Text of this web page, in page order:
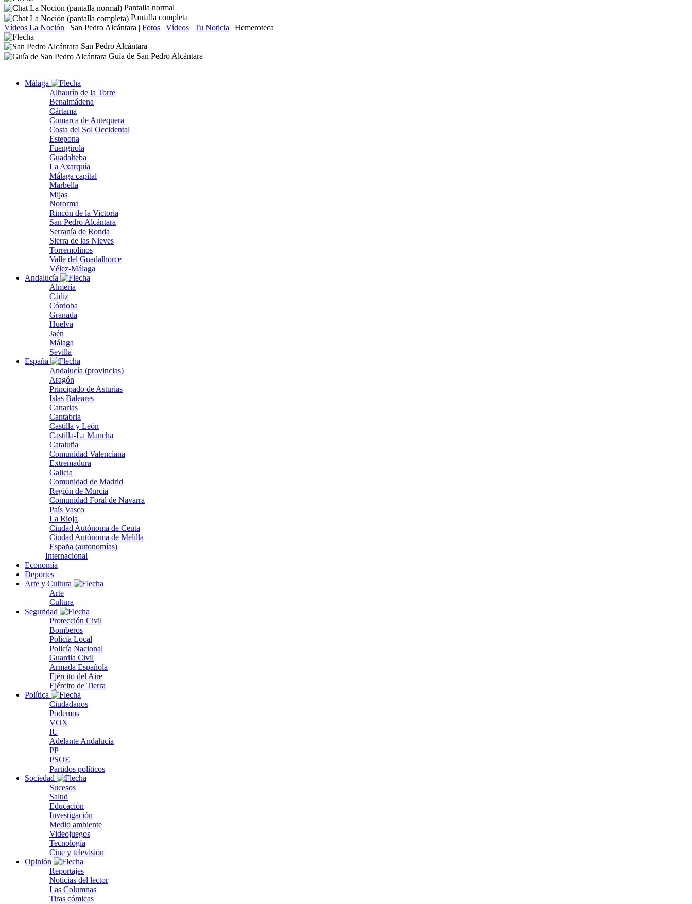
Pantalla normal
Pantalla completa
Vídeos La Noción | San Pedro Alcántara | Fotos | Vídeos | Tu Noticia | Hemeroteca
San Pedro Alcántara
Guía de San Pedro Alcántara
Málaga
Alhaurín de la Torre
Benalmádena
Cártama
Comarca de Antequera
Costa del Sol Occidental
Estepona
Fuengirola
Guadalteba
La Axarquía
Málaga capital
Marbella
Mijas
Nororma
Rincón de la Victoria
San Pedro Alcántara
Serranía de Ronda
Sierra de las Nieves
Torremolinos
Valle del Guadalhorce
Vélez-Málaga
Andalucía
Almería
Cádiz
Córdoba
Granada
Huelva
Jaén
Málaga
Sevilla
España
Andalucía (provincias)
Aragón
Principado de Asturias
Islas Baleares
Canarias
Cantabria
Castilla y León
Castilla-La Mancha
Cataluña
Comunidad Valenciana
Extremadura
Galicia
Comunidad de Madrid
Región de Murcia
Comunidad Foral de Navarra
País Vasco
La Rioja
Ciudad Autónoma de Ceuta
Ciudad Autónoma de Melilla
España (autonomías)
Internacional
Economía
Deportes
Arte y Cultura
Arte
Cultura
Seguridad
Protección Civil
Bomberos
Policía Local
Policía Nacional
Guardia Civil
Armada Española
Ejército del Aire
Ejército de Tierra
Política
Ciudadanos
Podemos
VOX
IU
Adelante Andalucía
PP
PSOE
Partidos políticos
Sociedad
Sucesos
Salud
Educación
Investigación
Medio ambiente
Videojuegos
Tecnología
Cine y televisión
Opinión
Reportajes
Noticias del lector
Las Columnas
Tiras cómicas